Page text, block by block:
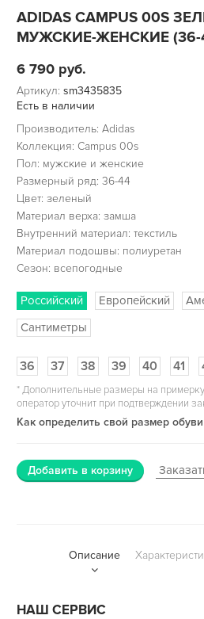
ADIDAS CAMPUS 00S
МУЖСКИЕ-ЖЕНСКИЕ (36-
6 790 руб.
Артикул: sm3435835
Есть в наличии
Производитель: Adidas
Коллекция: Campus 00s
Пол: мужские и женские
Размерный ряд: 36-44
Цвет: зеленый
Материал верха: замша
Внутренний материал: текстиль
Материал подошвы: полиуретан
Сезон: всепогодные
Российский Европейский
Сантиметры
36 37 38 39 40 41
*Дополнительные размеры на примерку
оператор уточнит при подтверждении
Как определить свой размер обуви
Добавить в корзину
Описание
НАШ СЕРВИС